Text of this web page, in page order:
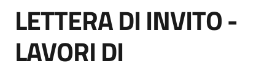
e
strumenti
acquisto
Salta al contenuto
LETTERA DI INVITO -
LAVORI DI